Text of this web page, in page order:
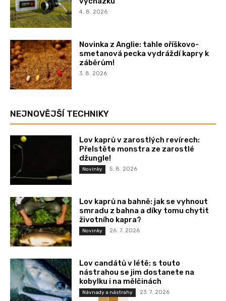
4. 8. 2026
Novinka z Anglie: tahle oříškovo-
smetanová pecka vydráždí kapry k
záběrům!
3. 8. 2026
NEJNOVĚJŠÍ TECHNIKY
Lov kaprů v zarostlých revírech:
Přelstěte monstra ze zarostlé
džungle!
Novinky 5. 8. 2026
Lov kaprů na bahně: jak se vyhnout
smradu z bahna a díky tomu chytit
životního kapra?
Novinky 26. 7. 2026
Lov candátů v létě: s touto
nástrahou se jim dostanete na
kobylku i na mělčinách
Návnady a nástrahy 23. 7. 2026